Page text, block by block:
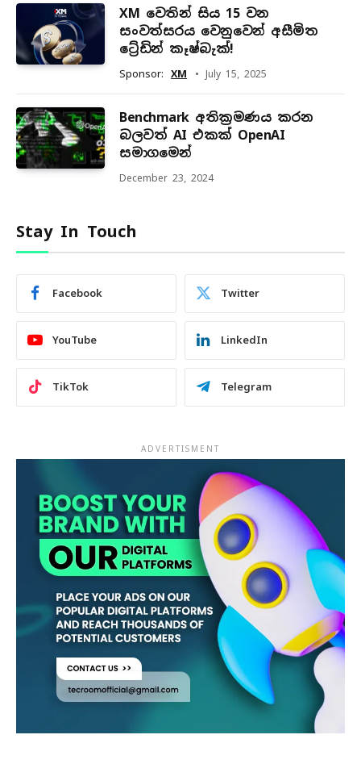
XM වෙතින් සිය 15 වන
සංවත්සරය වෙනුවෙන් අසීමිත
ට්‍රේඩින් කෑෂ්බැක්!
Sponsor: XM July 15, 2025
Benchmark අතික්‍රමණය කරන
බලවත් AI එකක් OpenAI
සමාගමෙන්
December 23, 2024
Stay In Touch
Facebook Twitter
YouTube LinkedIn
TikTok Telegram
ADVERTISMENT